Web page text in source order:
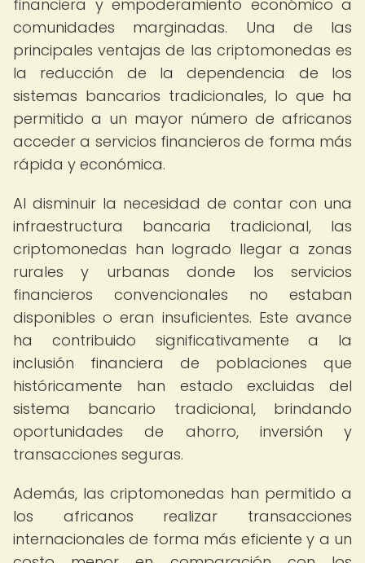
financiera y empoderamiento económico a
comunidades marginadas. Una de las
principales ventajas de las criptomonedas es
la reducción de la dependencia de los
sistemas bancarios tradicionales, lo que ha
permitido a un mayor número de africanos
acceder a servicios financieros de forma más
rápida y económica.
Al disminuir la necesidad de contar con una
infraestructura bancaria tradicional, las
criptomonedas han logrado llegar a zonas
rurales y urbanas donde los servicios
financieros convencionales no estaban
disponibles o eran insuficientes. Este avance
ha contribuido significativamente a la
inclusión financiera de poblaciones que
históricamente han estado excluidas del
sistema bancario tradicional, brindando
oportunidades de ahorro, inversión y
transacciones seguras.
Además, las criptomonedas han permitido a
los africanos realizar transacciones
internacionales de forma más eficiente y a un